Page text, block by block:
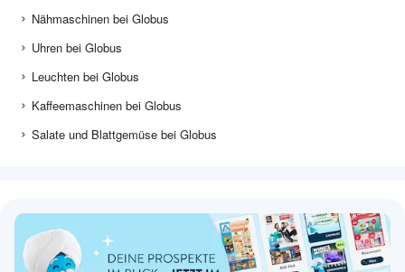
Nähmaschinen bei Globus
Uhren bei Globus
Leuchten bei Globus
Kaffeemaschinen bei Globus
Salate und Blattgemüse bei Globus